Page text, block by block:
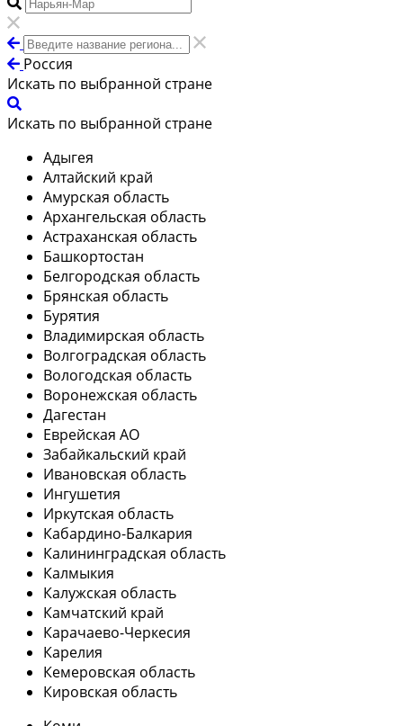
Россия
Искать по выбранной стране
Искать по выбранной стране
Адыгея
Алтайский край
Амурская область
Архангельская область
Астраханская область
Башкортостан
Белгородская область
Брянская область
Бурятия
Владимирская область
Волгоградская область
Вологодская область
Воронежская область
Дагестан
Еврейская АО
Забайкальский край
Ивановская область
Ингушетия
Иркутская область
Кабардино-Балкария
Калининградская область
Калмыкия
Калужская область
Камчатский край
Карачаево-Черкесия
Карелия
Кемеровская область
Кировская область